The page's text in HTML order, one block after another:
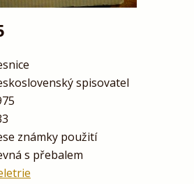
spisovatel
známky použití
s přebalem